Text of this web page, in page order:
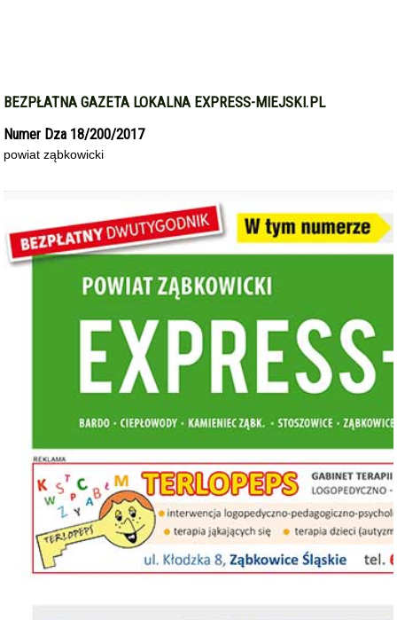
BEZPŁATNA GAZETA LOKALNA EXPRESS-MIEJSKI.PL
Numer Dza 18/200/2017
powiat ząbkowicki